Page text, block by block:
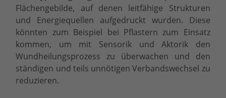
Flächengebilde, auf denen leitfähige Strukturen
und Energiequellen aufgedruckt wurden. Diese
könnten zum Beispiel bei Pflastern zum Einsatz
kommen, um mit Sensorik und Aktorik den
Wundheilungsprozess zu überwachen und den
ständigen und teils unnötigen Verbandswechsel zu
reduzieren.